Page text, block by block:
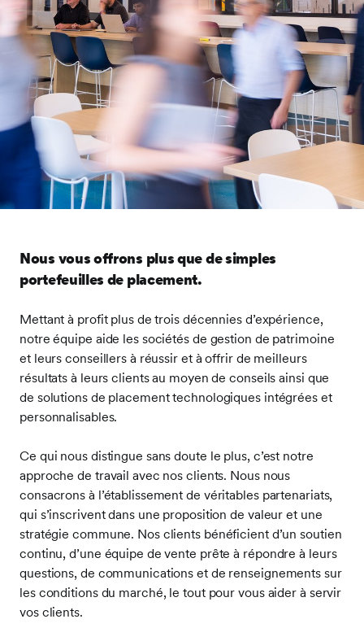
Nous vous offrons plus que de simples
portefeuilles de placement.
Mettant à profit plus de trois décennies d’expérience,
notre équipe aide les sociétés de gestion de patrimoine
et leurs conseillers à réussir et à offrir de meilleurs
résultats à leurs clients au moyen de conseils ainsi que
de solutions de placement technologiques intégrées et
personnalisables.
Ce qui nous distingue sans doute le plus, c’est notre
approche de travail avec nos clients. Nous nous
consacrons à l’établissement de véritables partenariats,
qui s’inscrivent dans une proposition de valeur et une
stratégie commune. Nos clients bénéficient d’un soutien
continu, d’une équipe de vente prête à répondre à leurs
questions, de communications et de renseignements sur
les conditions du marché, le tout pour vous aider à servir
vos clients.